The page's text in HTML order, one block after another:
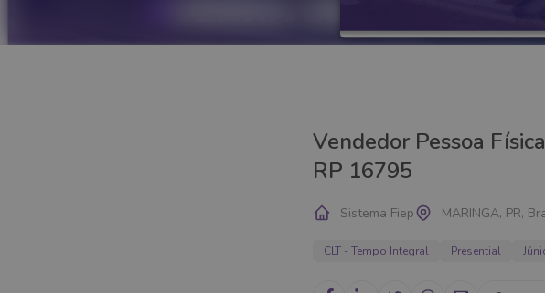
Vendedor Pessoa
RP 16795
Sistema Fiep MARINGA, PR,
CLT - Tempo Integral Presential